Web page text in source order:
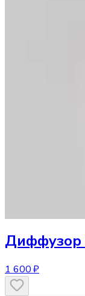
Диффузор
1 600 ₽